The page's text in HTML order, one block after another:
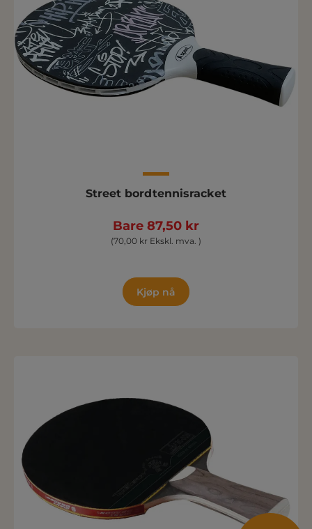
Street bordtennisracket
Bare 87,50 kr
(70,00 kr Ekskl. mva. )
Kjøp nå